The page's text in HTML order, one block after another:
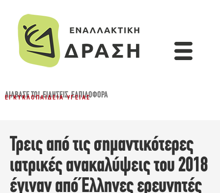
ΔΙΆΒΑΣΈ ΤΟ!,ΕΙΔΉΣΕΙΣ,ΕΛΠΙΔΟΦΌΡΑ
ΕΓΚΥΚΛΟΠΑΊΔΕΙΑ ΥΓΕΊΑΣ
Τρεις από τις σημαντικότερες
ιατρικές ανακαλύψεις του 2018
έγιναν από Έλληνες ερευνητές